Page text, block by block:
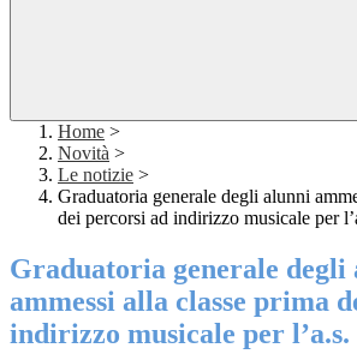
Home >
Novità >
Le notizie >
Graduatoria generale degli alunni
dei percorsi ad indirizzo musicale per
Graduatoria generale degli
ammessi alla classe prima
indirizzo musicale per l’a.s.